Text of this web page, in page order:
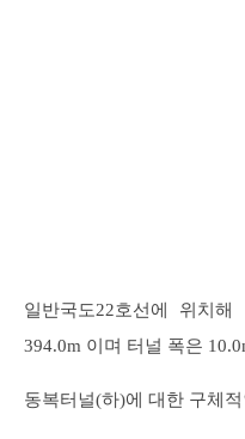
일반국도22호선에 위치
394.0m 이며 터널 폭은
동복터널(하)에 대한 구체